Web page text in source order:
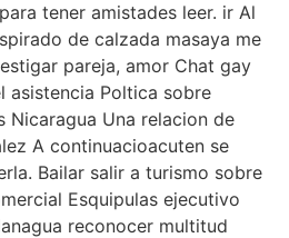
tener amistades leer. ir Al
de calzada masaya me
pareja, amor Chat gay
asistencia Poltica sobre
Nicaragua Una relacion de
A continuacioacuten se
Bailar salir a turismo sobre
Esquipulas ejecutivo
reconocer multitud